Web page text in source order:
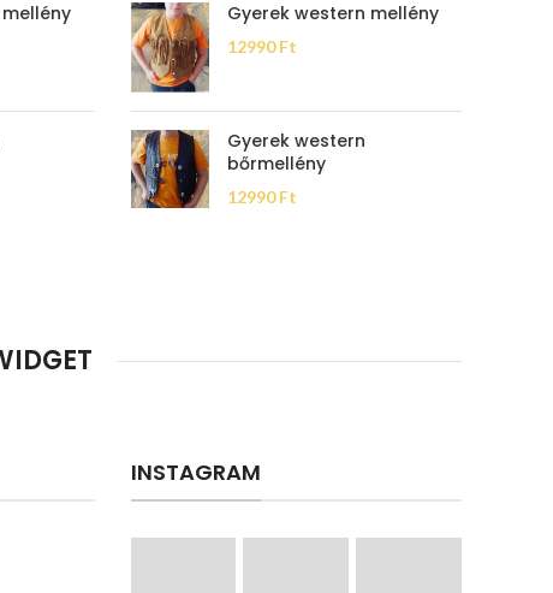
Gyerek western mellény
12990Ft
Gyerek western
bőrmellény
12990Ft
INSTAGRAM